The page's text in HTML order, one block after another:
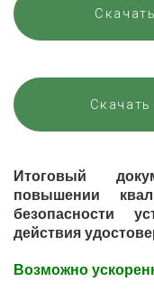
Итоговый
повышении
безопасности
действия
Возможно